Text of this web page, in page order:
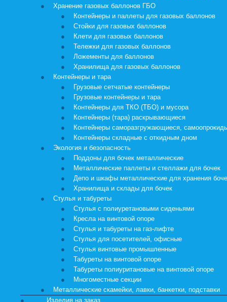
Хранение газовых баллонов ГБО
Контейнеры и паллеты для газовых баллонов
Стойки для газовых баллонов
Клети для газовых баллонов
Тележки для газовых баллонов
Ложементы для баллонов
Хранилища для газовых баллонов
Контейнеры и тара
Грузовые сетчатые контейнеры
Грузовые контейнеры и тара
Контейнеры для ТКО (ТБО) и мусора
Контейнеры (тара) раскрывающиеся
Контейнеры саморазгружающиеся,
Контейнеры складные с откидным дном
Экология и безопасность
Поддоны для бочек металлические
Металлические паллеты и стеллажи для бочек
Депо и шкафы металлические для хранения
Хранилища и склады для бочек
Стулья и табуреты
Стулья с полиуретановыми сиденьями
Кресла на винтовой опоре
Стулья и табуреты на газ-лифте
Стулья для посетителей, офисные
Стулья винтовые промышленные
Табуреты на винтовой опоре
Табуреты полиуритановые на винтовой опоре
Многоместные секции
Металлические скамейки, лавки, банкетки, подставки
Изделия на заказ